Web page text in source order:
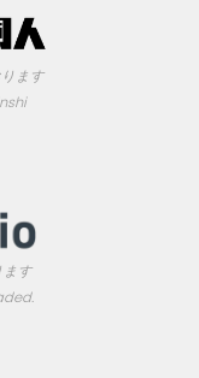
ます
ます